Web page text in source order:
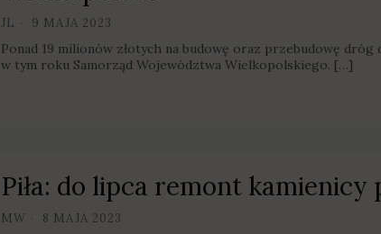
JL 9 MAJA 2023
Ponad 19 milionów złotych na budowę oraz przebudowę
w tym roku Samorząd Województwa Wielkopolskiego. […]
Piła: do lipca remont kamienicy
MW 8 MAJA 2023